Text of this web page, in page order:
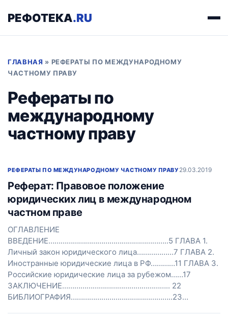
РЕФОТЕКА.RU
ГЛАВНАЯ » РЕФЕРАТЫ ПО МЕЖДУНАРОДНОМУ
ЧАСТНОМУ ПРАВУ
Рефераты по
международному
частному праву
РЕФЕРАТЫ ПО МЕЖДУНАРОДНОМУ ЧАСТНОМУ ПРАВУ29.03.2019
Реферат: Правовое положение
юридических лиц в международном
частном праве
ОГЛАВЛЕНИЕ
ВВЕДЕНИЕ…………………………………………………..5 ГЛАВА 1.
Личный закон юридического лица………………7 ГЛАВА 2.
Иностранные юридические лица в РФ…………11 ГЛАВА 3.
Российские юридические лица за рубежом……17
ЗАКЛЮЧЕНИЕ…………………………………………….. 22
БИБЛИОГРАФИЯ…………………………………………..23…